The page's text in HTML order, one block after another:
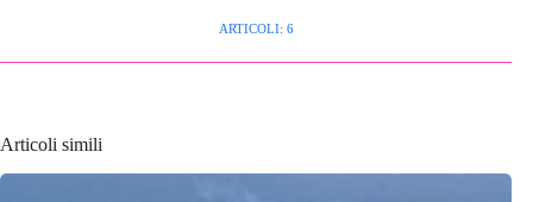
ARTICOLI: 6
Articoli simili